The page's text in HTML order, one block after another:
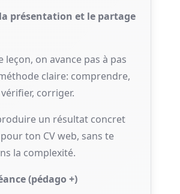
présentation et le partage
leçon, on avance pas à pas
claire: comprendre,
corriger.
un résultat concret
ton CV web, sans te
la complexité.
(pédago +)